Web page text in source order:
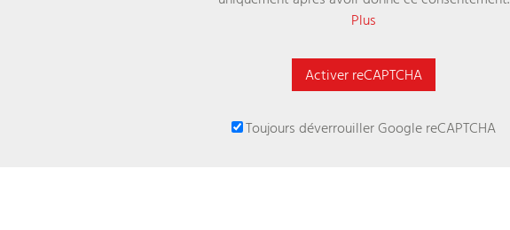
Plus
Activer reCAPTCHA
Toujours déverrouiller Google reCAPTCHA ‌